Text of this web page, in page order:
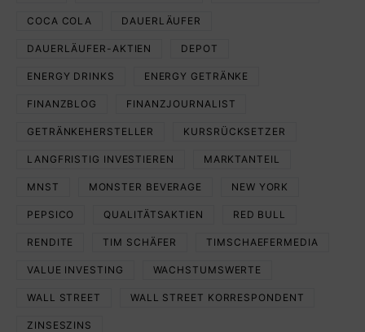
COCA COLA DAUERLÄUFER
DAUERLÄUFER-AKTIEN DEPOT
ENERGY DRINKS ENERGY GETRÄNKE
FINANZBLOG FINANZJOURNALIST
GETRÄNKEHERSTELLER KURSRÜCKSETZER
LANGFRISTIG INVESTIEREN MARKTANTEIL
MNST MONSTER BEVERAGE NEW YORK
PEPSICO QUALITÄTSAKTIEN RED BULL
RENDITE TIM SCHÄFER TIMSCHAEFERMEDIA
VALUE INVESTING WACHSTUMSWERTE
WALL STREET WALL STREET KORRESPONDENT
ZINSESZINS